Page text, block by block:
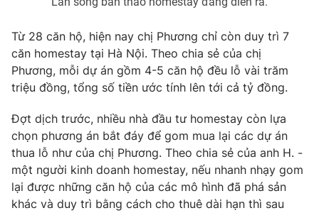
Phó Tổng Biên tập:Nguyễn Thị Mỹ Hạnh, Phạm Quốc Thắng,
Tổng đài VTV:024.38 355 931 - 024.38 355 932
Ðiện thoại Thời báo VTV:
024.66 897 897
Email: toasoan@vtv.vn
Từ 28 căn hộ, hiện nay chị Phương chỉ còn duy trì 7
căn homestay tại Hà Nội. Theo chia sẻ của chị
Phương, mỗi dự án gồm 4-5 căn hộ đều lỗ vài trăm
triệu đồng, tổng số tiền ước tính lên tới cả tỷ đồng.
Đợt dịch trước, nhiều nhà đầu tư homestay còn lựa
chọn phương án bắt đáy để gom mua lại các dự án
thua lỗ như của chị Phương. Theo chia sẻ của anh H. -
một người kinh doanh homestay, nếu nhanh nhạy gom
lại được những căn hộ của các mô hình đã phá sản
khác và duy trì bằng cách cho thuê dài hạn thì sau